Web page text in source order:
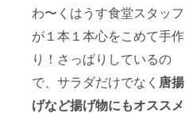
わ〜くはうす食堂スタッフ
が１本１本心をこめて手作
り！さっぱりしているの
で、サラダだけでなく 唐揚
げなど揚げ物にもオススメ